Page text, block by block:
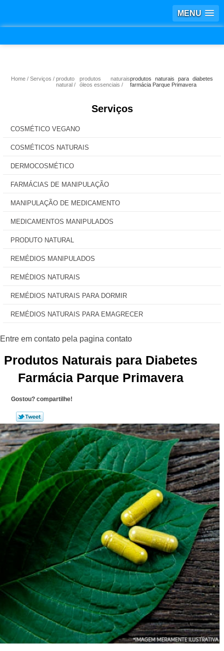
MENU
Home Serviços
produto
natural
produtos naturais
óleos essenciais
produtos naturais para diabetes
farmácia Parque Primavera
Serviços
COSMÉTICO VEGANO
COSMÉTICOS NATURAIS
DERMOCOSMÉTICO
FARMÁCIAS DE MANIPULAÇÃO
MANIPULAÇÃO DE MEDICAMENTO
MEDICAMENTOS MANIPULADOS
PRODUTO NATURAL
REMÉDIOS MANIPULADOS
REMÉDIOS NATURAIS
REMÉDIOS NATURAIS PARA DORMIR
REMÉDIOS NATURAIS PARA EMAGRECER
Produtos Naturais para Diabetes
Farmácia Parque Primavera
Gostou? compartilhe!